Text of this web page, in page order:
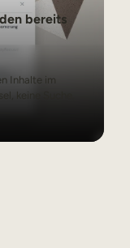
bereits
Inhalte im
keine Suche,